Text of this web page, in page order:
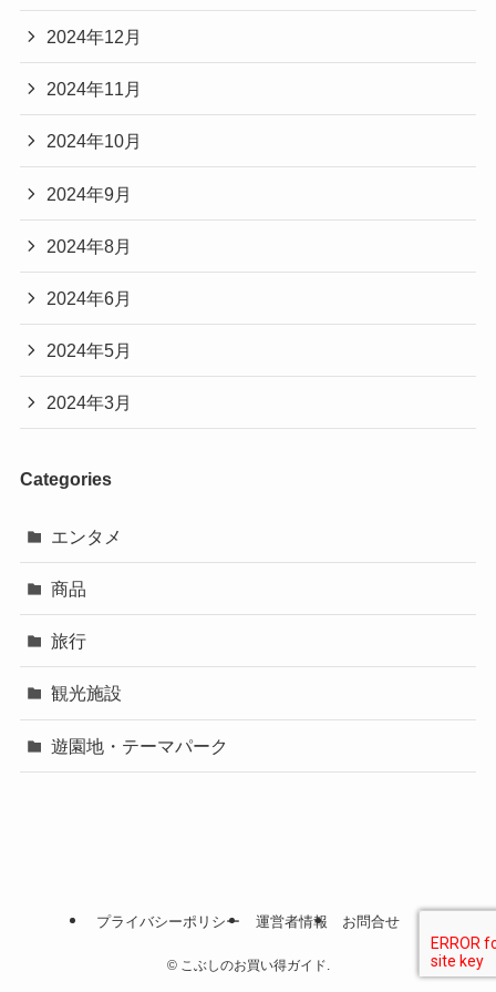
2024年12月
2024年11月
2024年10月
2024年9月
2024年8月
2024年6月
2024年5月
2024年3月
Categories
エンタメ
商品
旅行
観光施設
遊園地・テーマパーク
プライバシーポリシー 運営者情報 お問合せ
©こぶしのお買い得ガイド.